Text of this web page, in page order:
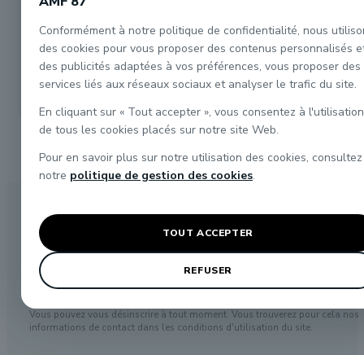
NOUVEAU
K3132 Tombereau à
bogies 3 portes
ARBEL panneaux
emboutis
195,00 €

bogies 4 portes
ARBEL court
panneaux emboutis
195,00 €

Inscrivez-vous à notrenewsletterpour
nos offres spéciales et nouveautés.
Vous pouvez vous désinscrire à tout moment. Vous trouverez pour cela nos
informations de contact dans les conditions d'utilisation du site.
Conformément à notre politique de confidentialité, nous
des cookies pour vous proposer des contenus personnalisés
des publicités adaptées à vos préférences, vous proposer des
services liés aux réseaux sociaux et analyser le trafic du site.
En cliquant sur « Tout accepter », vous consentez à l'utilisation
de tous les cookies placés sur notre site Web.
Pour en savoir plus sur notre utilisation des cookies, consultez
notre politique de gestion des cookies.
TOUT ACCEPTER
REFUSER